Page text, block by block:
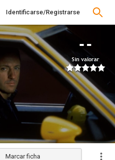
Identificarse/Registrarse
--
Sin valorar
Marcar ficha